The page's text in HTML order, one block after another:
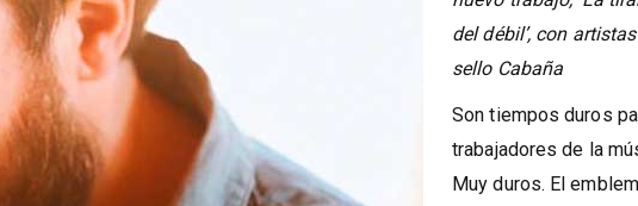
del débil’, con
sello Cabaña
Son tiempos duros
trabajadores de la
Muy duros. El